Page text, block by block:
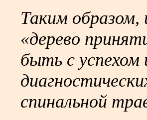
Таким образом,
«дерево
быть с успехом
спинальной